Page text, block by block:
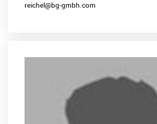
reichel@bg-gmbh.com